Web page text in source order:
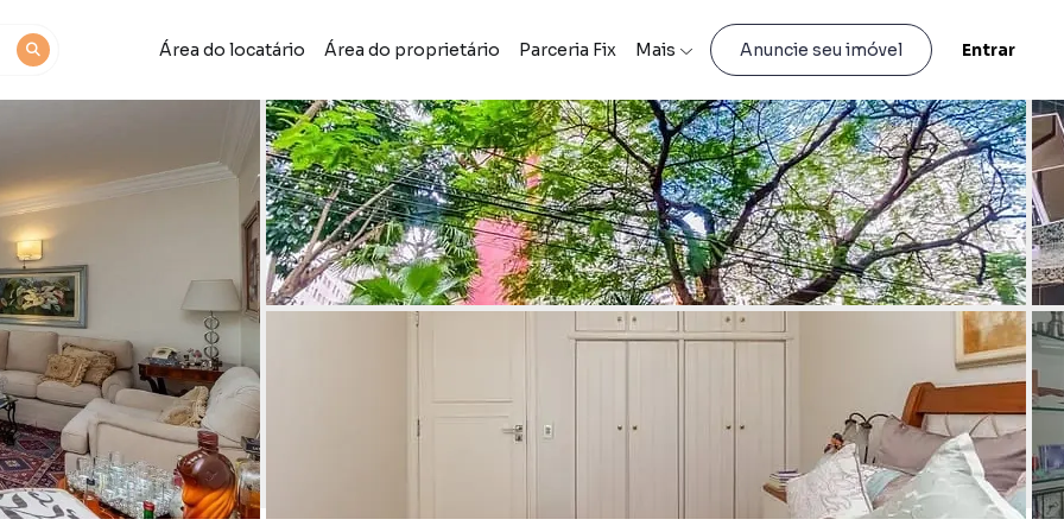
Área do locatário Área do proprietário Parceria Fix Mais Anuncie seu imóvel Entrar